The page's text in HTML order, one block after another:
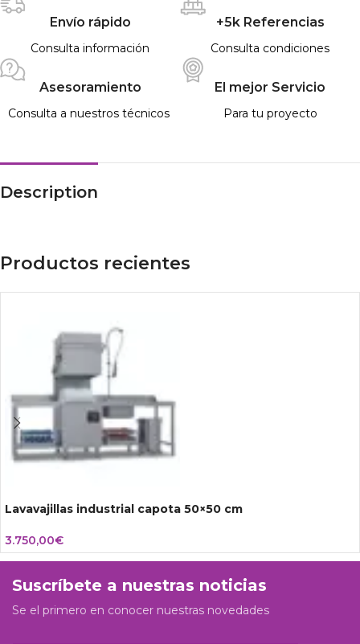
Envío rápido
Consulta información
+5k Referencias
Consulta condiciones
Asesoramiento
Consulta a nuestros técnicos
El mejor Servicio
Para tu proyecto
Description
Productos recientes
Lavavajillas industrial capota 50×50 cm
3.750,00€
Suscríbete a nuestras noticias
Se el primero en conocer nuestras novedades